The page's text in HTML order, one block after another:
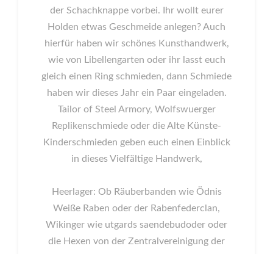
der Schachknappe vorbei. Ihr wollt eurer
Holden etwas Geschmeide anlegen? Auch
hierfür haben wir schönes Kunsthandwerk,
wie von Libellengarten oder ihr lasst euch
gleich einen Ring schmieden, dann Schmiede
haben wir dieses Jahr ein Paar eingeladen.
Tailor of Steel Armory, Wolfswuerger
Replikenschmiede oder die Alte Künste-
Kinderschmieden geben euch einen Einblick
in dieses Vielfältige Handwerk,
Heerlager: Ob Räuberbanden wie Ödnis
Weiße Raben oder der Rabenfederclan,
Wikinger wie utgards saendebudoder oder
die Hexen von der Zentralvereinigung der